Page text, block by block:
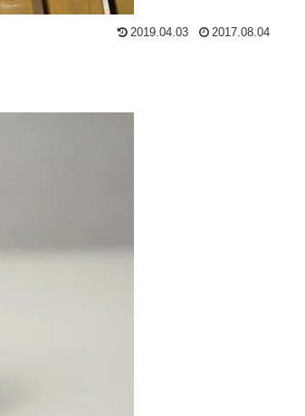
2019.04.03 2017.08.04